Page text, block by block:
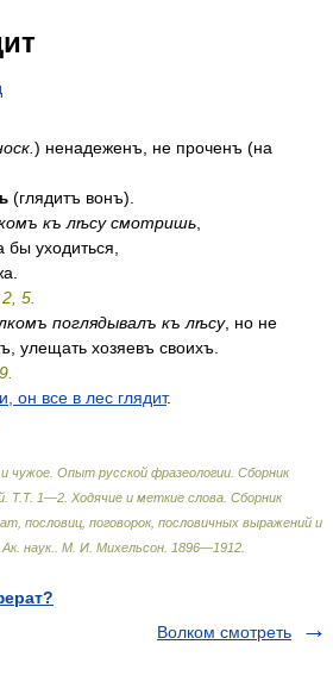
) ненадеженъ, не проченъ (на
(глядитъ вонъ).
къ лѣсу смотришь
уходиться,
5.
поглядывалъ къ лѣсу, но не
улещать хозяевъ своихъ.
он все в лес глядит.
чужое. Опыт русской фразеологии. Сборник
Т.Т. 1—2. Ходячие и меткие слова. Сборник
пословиц, поговорок, пословичных выражений и
наук.
М. И. Михельсон 1896—1912
Волком смотреть